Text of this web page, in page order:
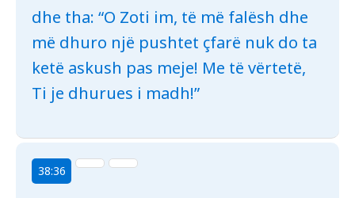
dhe tha: “O Zoti im, të më falësh dhe
më dhuro një pushtet çfarë nuk do ta
ketë askush pas meje! Me të vërtetë,
Ti je dhurues i madh!”
38:36